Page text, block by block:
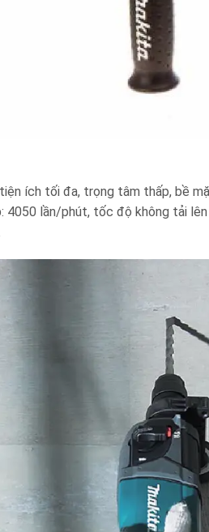
ích tối đa, trọng tâm thấp, bề
4050 lần/phút, tốc độ không tải